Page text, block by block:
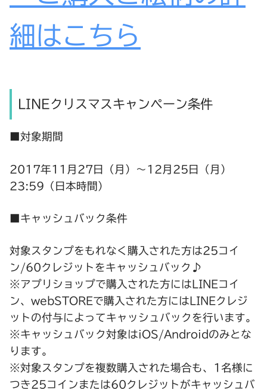
細はこちら
LINEクリスマスキャンペーン条件
■対象期間
2017年11月27日（月）～12月25日（月）
23:59（日本時間）
■キャッシュバック条件
対象スタンプをもれなく購入された方は25コイ
ン/60クレジットをキャッシュバック♪
※アプリショップで購入された方にはLINEコイ
ン、webSTOREで購入された方にはLINEクレジ
ットの付与によってキャッシュバックを行います。
※キャッシュバック対象はiOS/Androidのみとな
ります。
※対象スタンプを複数購入された場合も、1名様に
つき25コインまたは60クレジットがキャッシュバ